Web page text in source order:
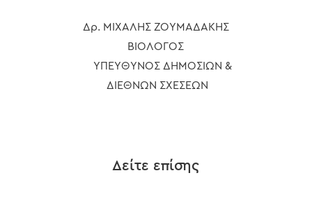
Δρ. ΜΙΧΑΛΗΣ ΖΟΥΜΑΔΑΚΗΣ
ΒΙΟΛΟΓΟΣ
ΥΠΕΥΘΥΝΟΣ ΔΗΜΟΣΙΩΝ &
ΔΙΕΘΝΩΝ ΣΧΕΣΕΩΝ
Δείτε επίσης